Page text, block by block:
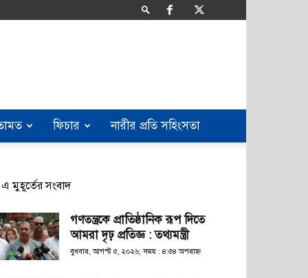
ফিচার নারীর প্রতি সহিংসতা
এ মুহূর্তের সংবাদ
গণতন্ত্রকে প্রাতিষ্ঠানিক রূপ দিতে
আমরা দৃঢ় প্রতিজ্ঞ : তথ্যমন্ত্রী
বুধবার, আগস্ট ৫, ২০২৬; সময় : ৪:৫৪ অপরাহ্ণ